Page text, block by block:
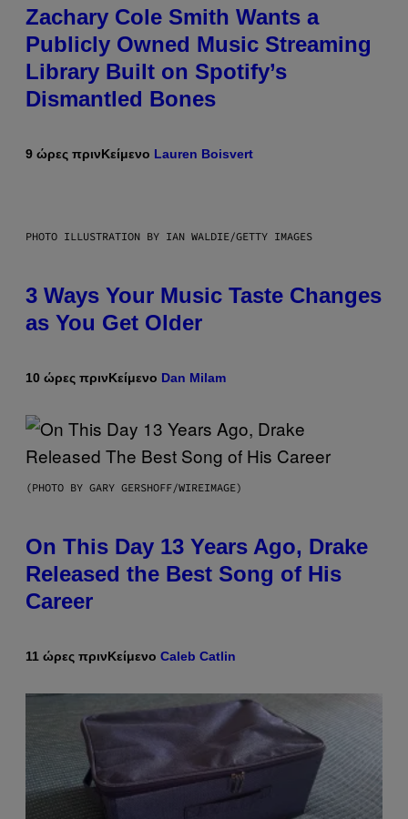
Zachary Cole Smith Wants a
Publicly Owned Music Streaming
Library Built on Spotify’s
Dismantled Bones
9 ώρες πρινΚείμενο Lauren Boisvert
PHOTO ILLUSTRATION BY IAN WALDIE/GETTY IMAGES
3 Ways Your Music Taste Changes
as You Get Older
10 ώρες πρινΚείμενο Dan Milam
(PHOTO BY GARY GERSHOFF/WIREIMAGE)
On This Day 13 Years Ago, Drake
Released the Best Song of His
Career
11 ώρες πρινΚείμενο Caleb Catlin